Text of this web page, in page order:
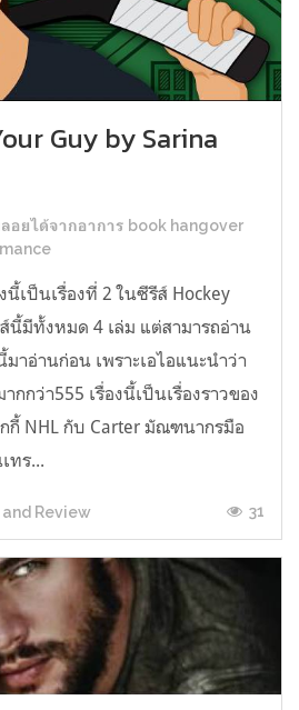
Guy by Sarina
อยได้จากอาการ book hangover
นี้เป็นเรื่องที่ 2 ในซีรีส์ Hockey
นี้มีทั้งหมด 4 เล่ม แต่สามารถอ่าน
าอ่านก่อน เพราะเอไอแนะนำว่า
กกว่า555 เรื่องนี้เป็นเรื่องราวของ
กี้ NHL กับ Carter มัณฑนากรมือ
ทร...
Review 31